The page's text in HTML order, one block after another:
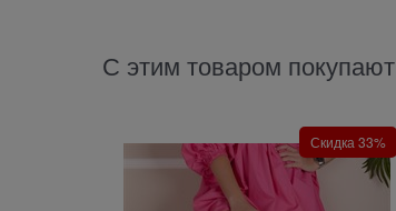
С этим товаром покупают
Скидка 33%